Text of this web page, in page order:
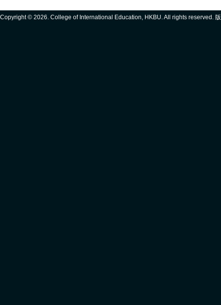
Copyright © 2026. College of International Education, HKBU. All rights reserved.